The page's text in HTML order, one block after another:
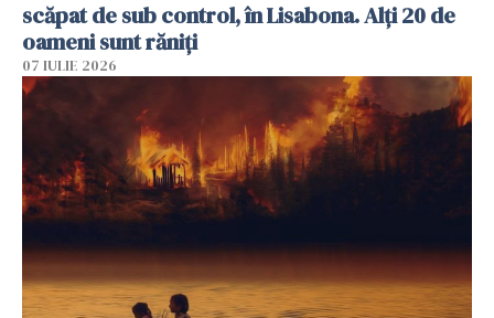
scăpat de sub control, în Lisabona. Alți 20 de
oameni sunt răniți
07 IULIE 2026